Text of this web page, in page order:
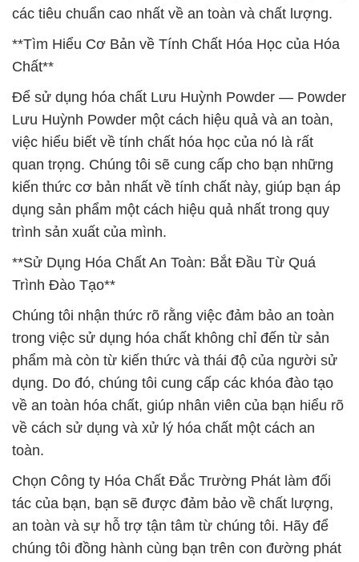
các tiêu chuẩn cao nhất về an toàn và chất lượng.
**Tìm Hiểu Cơ Bản về Tính Chất Hóa Học của Hóa
Chất**
Để sử dụng hóa chất Lưu Huỳnh Powder — Powder
Lưu Huỳnh Powder một cách hiệu quả và an toàn,
việc hiểu biết về tính chất hóa học của nó là rất
quan trọng. Chúng tôi sẽ cung cấp cho bạn những
kiến thức cơ bản nhất về tính chất này, giúp bạn áp
dụng sản phẩm một cách hiệu quả nhất trong quy
trình sản xuất của mình.
**Sử Dụng Hóa Chất An Toàn: Bắt Đầu Từ Quá
Trình Đào Tạo**
Chúng tôi nhận thức rõ rằng việc đảm bảo an toàn
trong việc sử dụng hóa chất không chỉ đến từ sản
phẩm mà còn từ kiến thức và thái độ của người sử
dụng. Do đó, chúng tôi cung cấp các khóa đào tạo
về an toàn hóa chất, giúp nhân viên của bạn hiểu rõ
về cách sử dụng và xử lý hóa chất một cách an
toàn.
Chọn Công ty Hóa Chất Đắc Trường Phát làm đối
tác của bạn, bạn sẽ được đảm bảo về chất lượng,
an toàn và sự hỗ trợ tận tâm từ chúng tôi. Hãy để
chúng tôi đồng hành cùng bạn trên con đường phát